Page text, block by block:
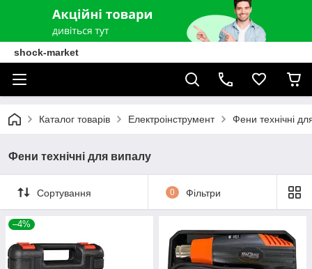
shock-market
Каталог товарів Електроінструмент Фени технічні
Фени технічні для випалу
Сортування 0 Фільтри
–4%